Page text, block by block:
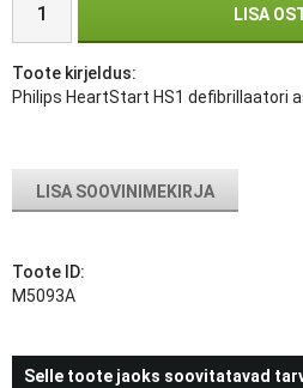
LISA
Toote kirjeldus:
Philips HeartStart HS1 defibrillaatori
LISA SOOVINIMEKIRJA
Toote ID:
M5093A
Selle toote jaoks soovitatavad